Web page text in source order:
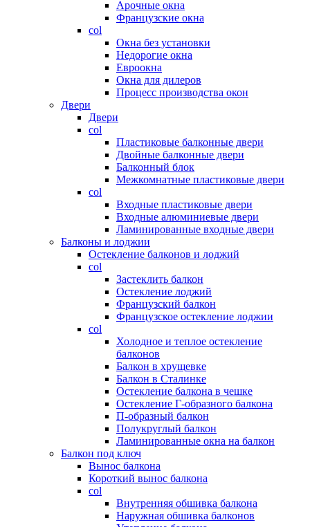
Арочные окна
Французские окна
col
Окна без установки
Недорогие окна
Евроокна
Окна для дилеров
Процесс производства окон
Двери
Двери
col
Пластиковые балконные двери
Двойные балконные двери
Балконный блок
Межкомнатные пластиковые двери
col
Входные пластиковые двери
Входные алюминиевые двери
Ламинированные входные двери
Балконы и лоджии
Остекление балконов и лоджий
col
Застеклить балкон
Остекление лоджий
Французский балкон
Французское остекление лоджии
col
Холодное и теплое остекление
балконов
Балкон в хрущевке
Балкон в Сталинке
Остекление балкона в чешке
Остекление Г-образного балкона
П-образный балкон
Полукруглый балкон
Ламинированные окна на балкон
Балкон под ключ
Вынос балкона
Короткий вынос балкона
col
Внутренняя обшивка балкона
Наружная обшивка балконов